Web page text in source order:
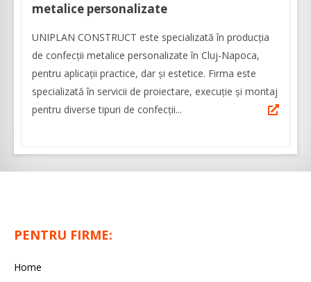
metalice personalizate
UNIPLAN CONSTRUCT este specializată în producţia
de confecții metalice personalizate în Cluj-Napoca,
pentru aplicaţii practice, dar şi estetice. Firma este
specializată în servicii de proiectare, execuție și montaj
pentru diverse tipuri de confecții...
PENTRU FIRME:
Home